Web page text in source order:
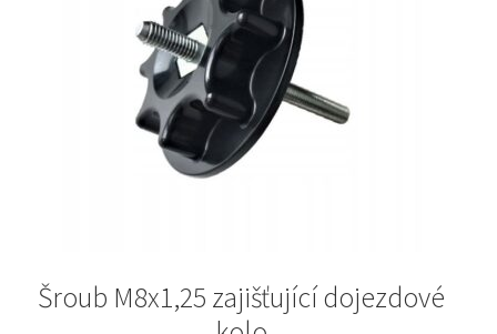
Šroub M8x1,25 zajišťující dojezdové